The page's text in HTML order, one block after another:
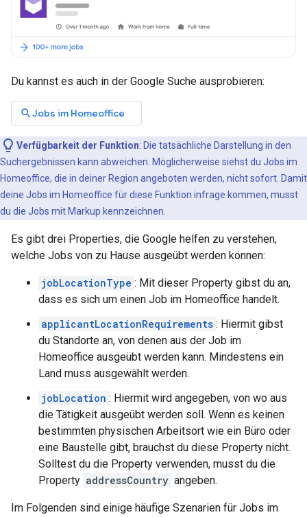
Du kannst es auch in der Google Suche ausprobieren:
searchJobs im Homeoffice
Verfügbarkeit der Funktion: Die tatsächliche Darstellung in den
Suchergebnissen kann abweichen. Möglicherweise siehst du Jobs im
Homeoffice, die in deiner Region angeboten werden, nicht sofort. Damit
deine Jobs im Homeoffice für diese Funktion infrage kommen, musst
du die Jobs mit Markup kennzeichnen.
Es gibt drei Properties, die Google helfen zu verstehen,
welche Jobs von zu Hause ausgeübt werden können:
jobLocationType : Mit dieser Property gibst du an,
dass es sich um einen Job im Homeoffice handelt.
applicantLocationRequirements : Hiermit gibst
du Standorte an, von denen aus der Job im
Homeoffice ausgeübt werden kann. Mindestens ein
Land muss ausgewählt werden.
jobLocation : Hiermit wird angegeben, von wo aus
die Tätigkeit ausgeübt werden soll. Wenn es keinen
bestimmten physischen Arbeitsort wie ein Büro oder
eine Baustelle gibt, brauchst du diese Property nicht.
Solltest du die Property verwenden, musst du die
Property addressCountry angeben.
Im Folgenden sind einige häufige Szenarien für Jobs im